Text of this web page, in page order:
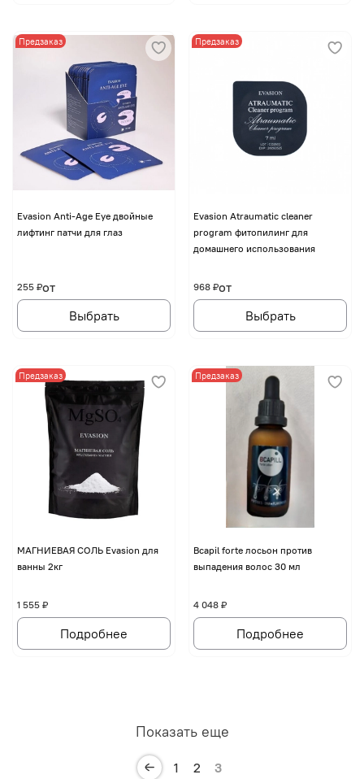
Предзаказ
Evasion Anti-Age Eye двойные
лифтинг патчи для глаз
от
255 ₽
Выбрать
Предзаказ
Evasion Atraumatic cleaner
program фитопилинг для
домашнего использования
от
968 ₽
Выбрать
Предзаказ
МАГНИЕВАЯ СОЛЬ Evasion для
ванны 2кг
1 555 ₽
Подробнее
Предзаказ
Bcapil forte лосьон против
выпадения волос 30 мл
4 048 ₽
Подробнее
Показать еще
1 2 3